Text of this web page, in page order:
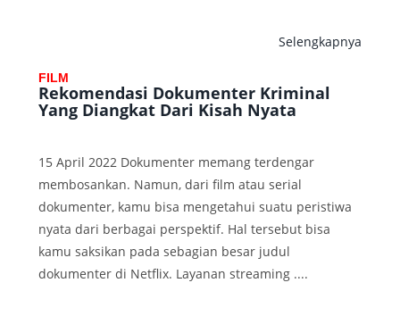
Selengkapnya
FILM
Rekomendasi Dokumenter Kriminal
Yang Diangkat Dari Kisah Nyata
15 April 2022 Dokumenter memang terdengar
membosankan. Namun, dari film atau serial
dokumenter, kamu bisa mengetahui suatu peristiwa
nyata dari berbagai perspektif. Hal tersebut bisa
kamu saksikan pada sebagian besar judul
dokumenter di Netflix. Layanan streaming ....